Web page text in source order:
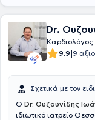
Dr.
Καρδιολόγος
9.9|9
Σχετικά με τον
Ο Dr. Ουζουνίδης
ιδιωτικό ιατρείο